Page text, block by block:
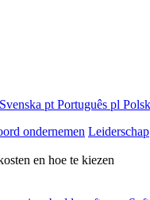
Svenska pt Português pl
ondernemen Leiderschap
en hoe te kiezen